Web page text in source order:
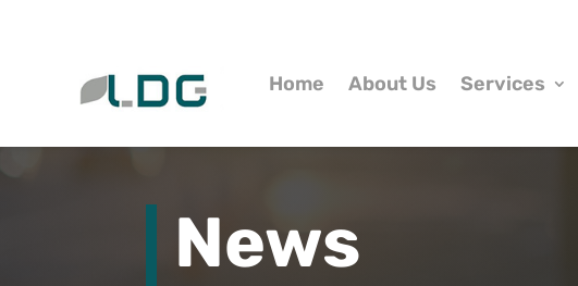
Home About Us Services
News